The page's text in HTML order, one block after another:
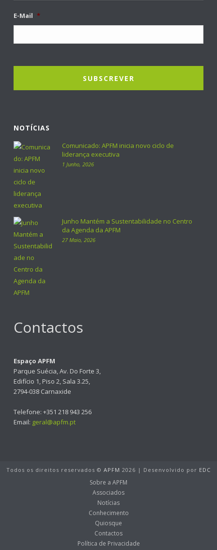
E-Mail *
NOTÍCIAS
Comunicado: APFM inicia novo ciclo de
liderança executiva
1 Junho, 2026
Junho Mantém a Sustentabilidade no Centro
da Agenda da APFM
27 Maio, 2026
Contactos
Espaço APFM
Parque Suécia, Av. Do Forte 3,
Edifício 1, Piso 2, Sala 3.25,
2794-038 Carnaxide
Telefone: +351 218 943 256
Email: geral@apfm.pt
Todos os direitos reservados © APFM 2026 | Desenvolvido por EDC
Sobre a APFM
Associados
Notícias
Conhecimento
Quiosque
Contactos
Política de Privacidade